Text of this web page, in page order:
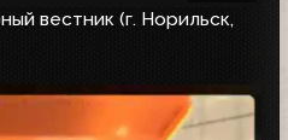
вестник (г. Норильск,